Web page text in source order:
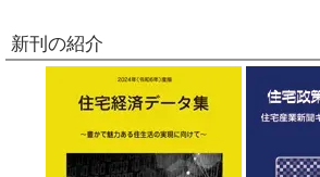
新刊の紹介